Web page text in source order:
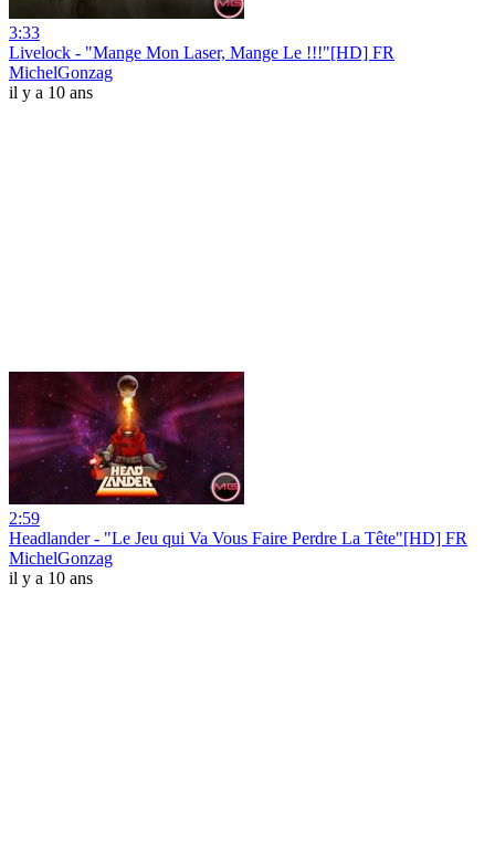
3:33
Livelock - "Mange Mon Laser, Mange Le !!!"[HD] FR
MichelGonzag
il y a 10 ans
2:59
Headlander - "Le Jeu qui Va Vous Faire Perdre La Tête"[HD] FR
MichelGonzag
il y a 10 ans